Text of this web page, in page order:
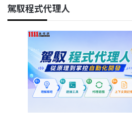
駕馭程式代理人